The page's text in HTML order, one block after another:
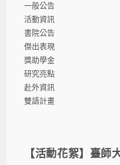
一般公告
活動資訊
書院公告
傑出表現
獎助學金
研究亮點
赴外資訊
雙語計畫
【活動花絮】臺師